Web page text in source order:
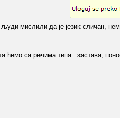
мислили да је језик сличан,
ћемо са речима типа : застава,